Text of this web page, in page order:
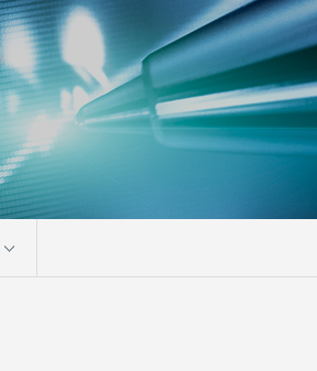
졸업요건
동아리
학사행정
공간예약시스템
행사소식
취업정보
자료실
KU Q&A